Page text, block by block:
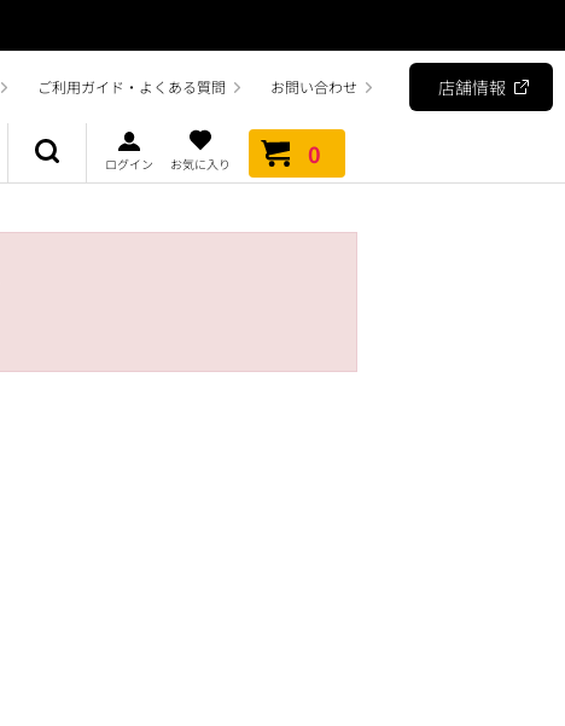
ご利用ガイド・よくある質問 お問い合わせ 店舗情報
ログイン お気に入り 0